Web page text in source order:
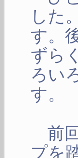
した
す。
ずら
ろい
す。
前
プを